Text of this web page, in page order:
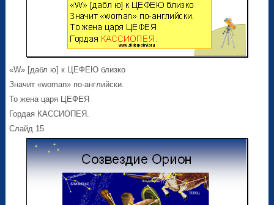
«W» [дабл ю] к ЦЕФЕЮ близко
Значит «woman» по-английски.
То жена царя ЦЕФЕЯ
Гордая КАССИОПЕЯ.
Слайд 15